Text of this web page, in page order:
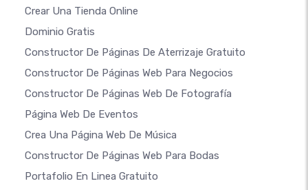
Crear Una Tienda Online
Dominio Gratis
Constructor De Páginas De Aterrizaje Gratuito
Constructor De Páginas Web Para Negocios
Constructor De Páginas Web De Fotografía
Página Web De Eventos
Crea Una Página Web De Música
Constructor De Páginas Web Para Bodas
Portafolio En Linea Gratuito